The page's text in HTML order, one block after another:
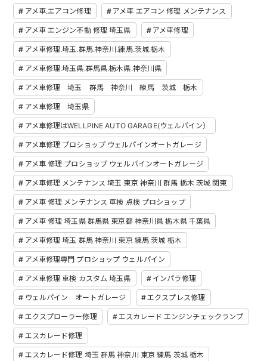
アメ車.エアコン修理 アメ車 エアコン 修理 メンテナンス
アメ車 エンジン不動 修理 埼玉県 アメ車修理
アメ車修理.埼玉.群馬.神奈川.練馬.茨城.栃木
アメ車修理.埼玉県.群馬県.栃木県.神奈川県
アメ車修理 埼玉 群馬 神奈川 練馬 茨城 栃木
アメ車修理 埼玉県
アメ車修理はWELLPINE AUTO GARAGE(ウェルパイン）
アメ車修理 プロショップ ウェルパインオートガレージ
アメ車 修理 プロショップ ウェルパインオートガレージ
アメ車修理 メンテナンス 埼玉 東京 神奈川 群馬 栃木 茨城 関東
アメ車 修理 メンテナンス 車検 点検 プロショップ
アメ車 修理 埼玉県 群馬県 東京都 神奈川県 栃木県 千葉県
アメ車修理 埼玉 群馬 神奈川 東京 練馬 茨城 栃木
アメ車修理専門 プロショップ ウェルパイン
アメ車修理 車検 カスタム 埼玉県 インパラ修理
ウェルパイン オートガレージ エクスプレス修理
エクスプローラー修理 エスカレード エンジンチェックランプ
エスカレード修理
エスカレード修理 埼玉 群馬 神奈川 東京 練馬 茨城 栃木